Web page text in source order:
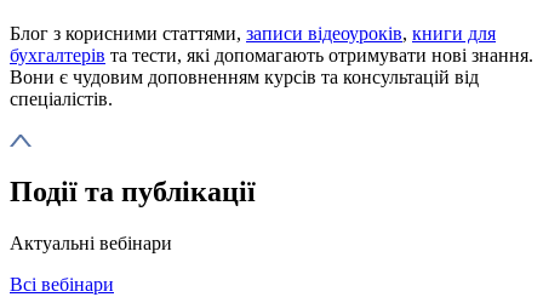
Блог з корисними статтями, записи відеоуроків, книги для
бухгалтерів та тести, які допомагають отримувати нові знання.
Вони є чудовим доповненням курсів та консультацій від
спеціалістів.
Події та публікації
Актуальні вебінари
Всі вебінари